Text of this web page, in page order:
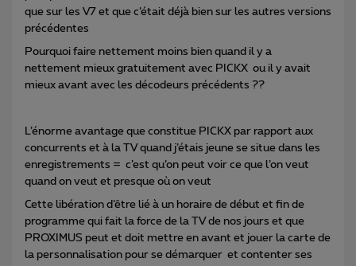
que sur les V7 et que c’était déjà bien sur les autres versions
précédentes
Pourquoi faire nettement moins bien quand il y a
nettement mieux gratuitement avec PICKX ou il y avait
mieux avant avec les décodeurs précédents ??
L’énorme avantage que constitue PICKX par rapport aux
concurrents et à la TV quand j’étais jeune se situe dans les
enregistrements = c’est qu’on peut voir ce que l’on veut
quand on veut et presque où on veut
Cette libération d’être lié à un horaire de début et fin de
programme qui fait la force de la TV de nos jours et que
PROXIMUS peut et doit mettre en avant et jouer la carte de
la personnalisation pour se démarquer et contenter ses